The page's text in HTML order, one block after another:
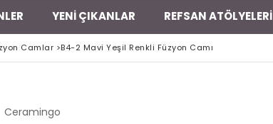
YENİ ÇIKANLAR REFSAN ATÖLYELERİ
Camlar >B4-2 Mavi Yeşil Renkli Füzyon Camı
Ceramingo